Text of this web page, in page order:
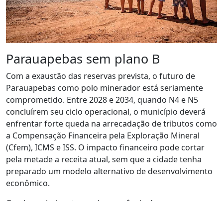
Parauapebas sem plano B
Com a exaustão das reservas prevista, o futuro de
Parauapebas como polo minerador está seriamente
comprometido. Entre 2028 e 2034, quando N4 e N5
concluírem seu ciclo operacional, o município deverá
enfrentar forte queda na arrecadação de tributos como
a Compensação Financeira pela Exploração Mineral
(Cfem), ICMS e ISS. O impacto financeiro pode cortar
pela metade a receita atual, sem que a cidade tenha
preparado um modelo alternativo de desenvolvimento
econômico.